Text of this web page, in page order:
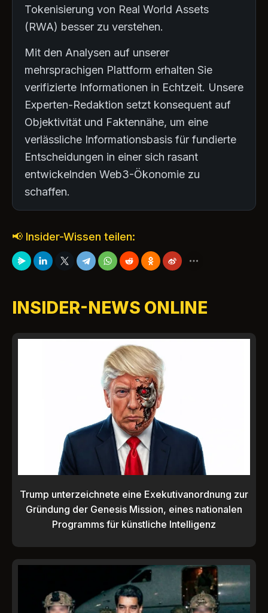
Tokenisierung von Real World Assets
(RWA) besser zu verstehen.
Mit den Analysen auf unserer
mehrsprachigen Plattform erhalten Sie
verifizierte Informationen in Echtzeit. Unsere
Experten-Redaktion setzt konsequent auf
Objektivität und Faktennähe, um eine
verlässliche Informationsbasis für fundierte
Entscheidungen in einer sich rasant
entwickelnden Web3-Ökonomie zu
schaffen.
📢 Insider-Wissen teilen:
INSIDER-NEWS ONLINE
Trump unterzeichnete eine Exekutivanordnung zur
Gründung der Genesis Mission, eines nationalen
Programms für künstliche Intelligenz